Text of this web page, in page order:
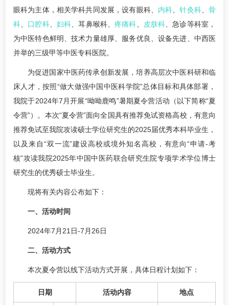
眼科为主体，相关学科共同发展，设有眼科、 内科 、针灸科、骨
科
口腔科、 妇科 、耳鼻喉科、疼痛科 皮肤科 、急诊等科室，
为中医特色鲜明、技术力量雄厚、服务优良、设备先进、中西医
并举的三级甲等中医专科医院。
为促进国家中医药传承创新发展，培养高层次中医科研和临
床人才，按照“做大做强中国中医科学院”总体目标和具体部署，
我院于2024年7月开展“呦呦鹿鸣”暑期夏令营活动（以下简称“夏
令营”）。本次“夏令营”面向全国具有推荐免试资格高校，有意向
推荐免试至我院攻读硕士学位研究生的2025届优秀本科毕业生，
以及来自“双一流”建设高校或境外知名高校，有意向“申请-考
核”攻读我院2025年中国中医药联合研究生院专项学术学位博士
研究生的优秀硕士毕业生。
现将有关内容公布如下：
一、活动时间
2024年7月21日-7月26日
二、活动方式
本次夏令营以线下活动方式开展，具体日程计划如下：
日期 活动内容 地点